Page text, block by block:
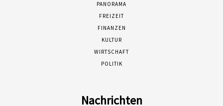
PANORAMA
FREIZEIT
FINANZEN
KULTUR
WIRTSCHAFT
POLITIK
Nachrichten